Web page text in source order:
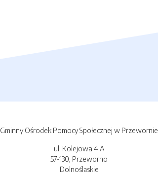
Gminny Ośrodek Pomocy Społecznej w Przewornie
ul. Kolejowa 4 A
57-130, Przeworno
Dolnośląskie